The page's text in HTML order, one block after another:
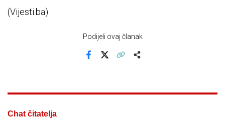
(Vijesti.ba)
Podijeli ovaj članak
Chat čitatelja